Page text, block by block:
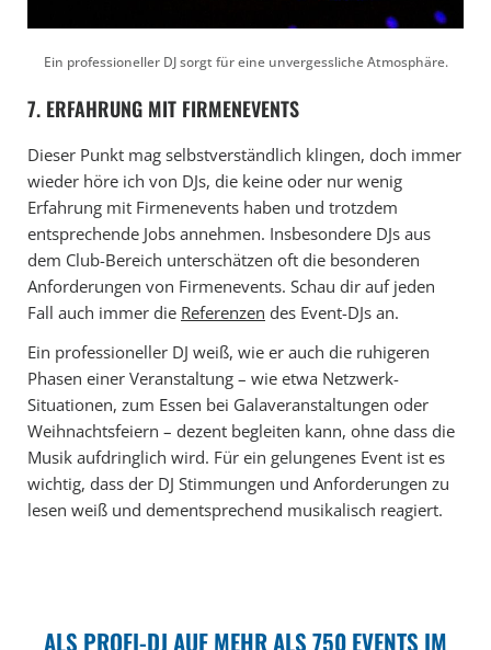
Ein professioneller DJ sorgt für eine unvergessliche Atmosphäre.
7. ERFAHRUNG MIT FIRMENEVENTS
Dieser Punkt mag selbstverständlich klingen, doch immer
wieder höre ich von DJs, die keine oder nur wenig
Erfahrung mit Firmenevents haben und trotzdem
entsprechende Jobs annehmen. Insbesondere DJs aus
dem Club-Bereich unterschätzen oft die besonderen
Anforderungen von Firmenevents. Schau dir auf jeden
Fall auch immer die Referenzen des Event-DJs an.
Ein professioneller DJ weiß, wie er auch die ruhigeren
Phasen einer Veranstaltung – wie etwa Netzwerk-
Situationen, zum Essen bei Galaveranstaltungen oder
Weihnachtsfeiern – dezent begleiten kann, ohne dass die
Musik aufdringlich wird. Für ein gelungenes Event ist es
wichtig, dass der DJ Stimmungen und Anforderungen zu
lesen weiß und dementsprechend musikalisch reagiert.
ALS PROFI-DJ AUF MEHR ALS 750 EVENTS IM